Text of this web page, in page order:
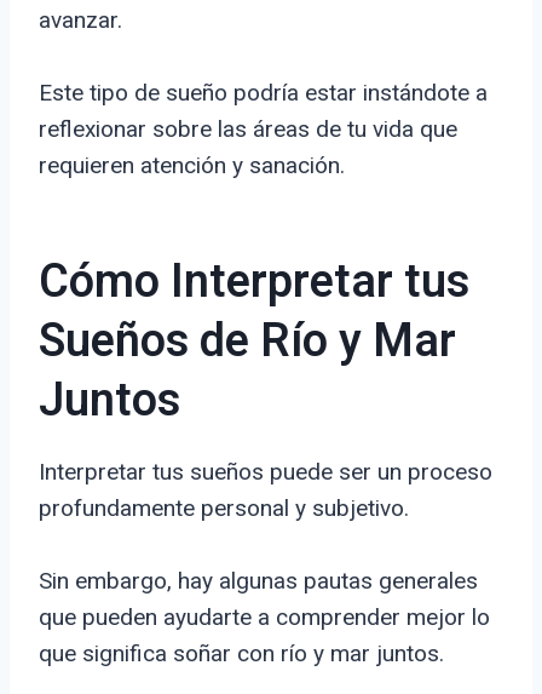
avanzar.
Este tipo de sueño podría estar instándote a
reflexionar sobre las áreas de tu vida que
requieren atención y sanación.
Cómo Interpretar tus
Sueños de Río y Mar
Juntos
Interpretar tus sueños puede ser un proceso
profundamente personal y subjetivo.
Sin embargo, hay algunas pautas generales
que pueden ayudarte a comprender mejor lo
que significa soñar con río y mar juntos.